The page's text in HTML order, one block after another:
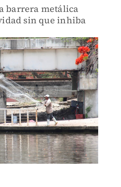
barrera metálica
sin que inhiba